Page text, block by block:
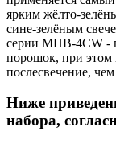
ярким жёлто-
сине-зелёным
серии MHB-4CW -
порошок, при этом
послесвечение,
Ниже
набора,